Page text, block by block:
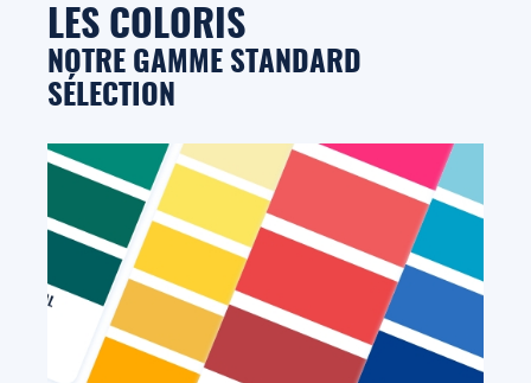
LES COLORIS
NOTRE GAMME STANDARD
SÉLECTION